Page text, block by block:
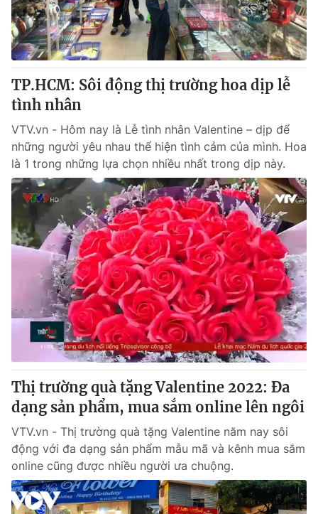
VTV Sức khoẻ Bất động sản
Thị trường 24h Tấm lòng Việt
VTV4 Vươn mình bằng AI
VTV9 VTV8
Liên hệ tòa soạn English
THỜI BÁO VTV
Theo dõi báo trên
Cơ quan chủ quản:Đài Truyền hình Việt Nam
Cơ quan báo chí:Thời báo VTV
Giấy phép hoạt động báo in và báo điện tử số 483/GP-BTTTT
cấp ngày 29/12/2023
Tổng Biên tập:Vũ Thanh Thủy
Phó Tổng Biên tập:Nguyễn Thị Mỹ Hạnh, Phạm Quốc Thắng,
Nguyễn Trọng Ninh
Tổng đài VTV:024.38 355 931 - 024.38 355 932
Ðiện thoại Thời báo VTV:024.66 897 897
Email:toasoan@vtv.vn
TP.HCM: Sôi động thị trường hoa dịp lễ
tình nhân
VTV.vn - Hôm nay là Lễ tình nhân Valentine – dịp để
những người yêu nhau thể hiện tình cảm của mình. Hoa
là 1 trong những lựa chọn nhiều nhất trong dịp này.
Thị trường quà tặng Valentine 2022: Đa
dạng sản phẩm, mua sắm online lên ngôi
VTV.vn - Thị trường quà tặng Valentine năm nay sôi
động với đa dạng sản phẩm mẫu mã và kênh mua sắm
online cũng được nhiều người ưa chuộng.